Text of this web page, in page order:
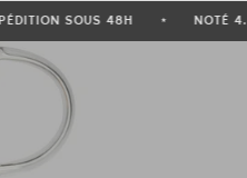
★ EXPÉDITION SOUS 48H